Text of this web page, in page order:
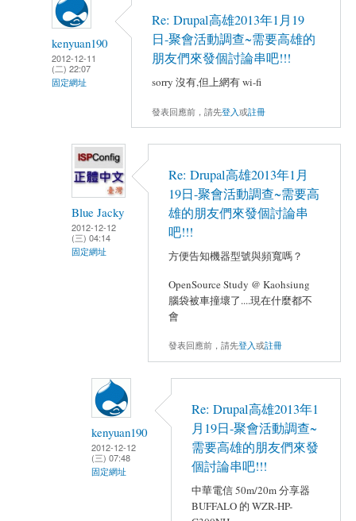
kenyuan190
2012-12-11
(二) 22:07
固定網址
Re: Drupal高雄2013年1月19
日-聚會活動調查~需要高雄的
朋友們來發個討論串吧!!!
sorry 沒有,但上網有 wi-fi
發表回應前，請先登入或註冊
Blue Jacky
2012-12-12
(三) 04:14
固定網址
Re: Drupal高雄2013年1月
19日-聚會活動調查~需要高
雄的朋友們來發個討論串
吧!!!
方便告知機器型號與頻寬嗎？
OpenSource Study @ Kaohsiung
腦袋被車撞壞了....現在什麼都不
會
發表回應前，請先登入或註冊
kenyuan190
2012-12-12
(三) 07:48
固定網址
Re: Drupal高雄2013年1
月19日-聚會活動調查~
需要高雄的朋友們來發
個討論串吧!!!
中華電信 50m/20m 分享器
BUFFALO 的 WZR-HP-